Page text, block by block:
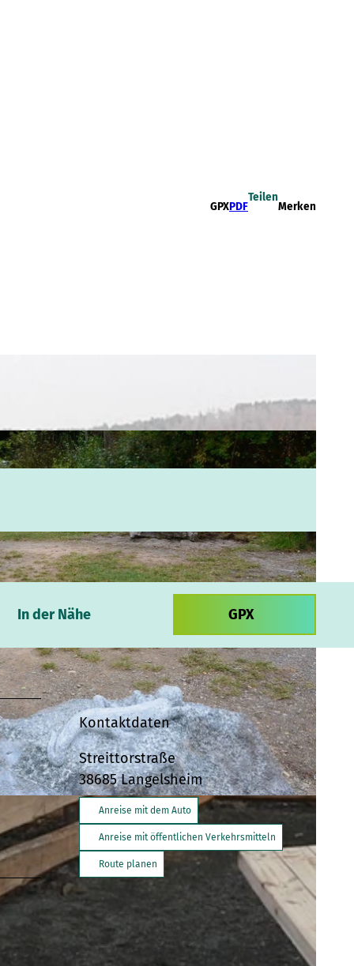
GPXPDF
Teilen
Merken
In der Nähe GPX
Kontaktdaten
Streittorstraße
38685Langelsheim
Anreise mit dem Auto
Anreise mit öffentlichen Verkehrsmitteln
Route planen